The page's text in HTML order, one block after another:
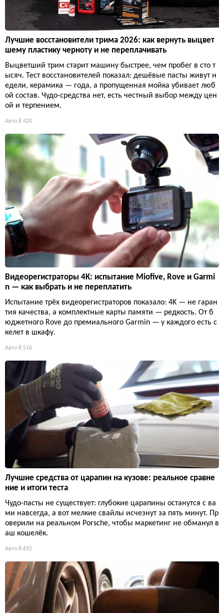
Лучшие восстановители трима 2026: как вернуть выцвет
шему пластику черноту и не переплачивать
Выцветший трим старит машину быстрее, чем пробег в сто т
ысяч. Тест восстановителей показал: дешёвые пасты живут н
едели, керамика — года, а пропущенная мойка убивает люб
ой состав. Чудо-средства нет, есть честный выбор между цен
ой и терпением.
Авто 8 420
Видеорегистраторы 4K: испытание Miofive, Rove и Garmi
n — как выбрать и не переплатить
Испытание трёх видеорегистраторов показало: 4K — не гаран
тия качества, а комплектные карты памяти — редкость. От б
юджетного Rove до премиального Garmin — у каждого есть с
келет в шкафу.
Авто 8 516
Лучшие средства от царапин на кузове: реальное сравне
ние и итоги теста
Чудо-пасты не существует: глубокие царапины останутся с ва
ми навсегда, а вот мелкие свайлы исчезнут за пять минут. Пр
оверили на реальном Porsche, чтобы маркетинг не обманул в
аш кошелёк.
Авто 8 692